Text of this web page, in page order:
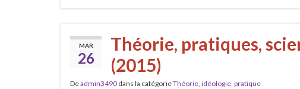
MAR
26
Théorie, pratiques,
(2015)
Deadmin3490 dans la catégorieThéorie, idéologie, pratique